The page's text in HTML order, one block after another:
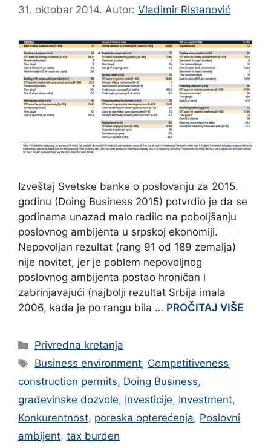
31. oktobar 2014. Autor: Vladimir Ristanović
Izveštaj Svetske banke o poslovanju za 2015.
godinu (Doing Business 2015) potvrdio je da se
godinama unazad malo radilo na poboljšanju
poslovnog ambijenta u srpskoj ekonomiji.
Nepovoljan rezultat (rang 91 od 189 zemalja)
nije novitet, jer je poblem nepovoljnog
poslovnog ambijenta postao hroničan i
zabrinjavajući (najbolji rezultat Srbija imala
2006, kada je po rangu bila … PROČITAJ VIŠE
Categories
Privredna kretanja
Tags
Business environment, Competitiveness,
construction permits, Doing Business,
građevinske dozvole, Investicije, Investment,
Konkurentnost, poreska opterećenja, Poslovni
ambijent, tax burden